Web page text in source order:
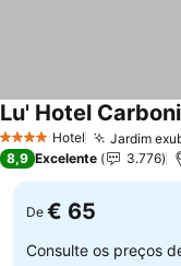
4 EstrelasHotel Jardim
Lu' Hotel
8,9 Excelente 3.776
De € 65
Consulte os preços